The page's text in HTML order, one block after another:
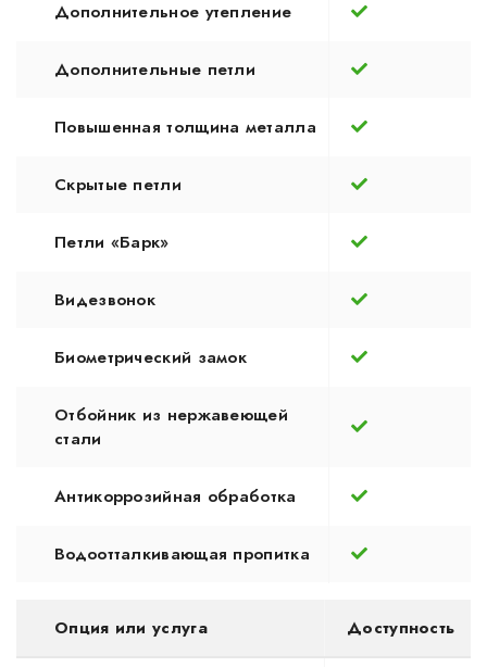
Дополнительное утепление
Дополнительные петли
Повышенная толщина металла
Скрытые петли
Петли «Барк»
Видезвонок
Биометрический замок
Отбойник из нержавеющей
стали
Антикоррозийная обработка
Водоотталкивающая пропитка
Опция или услуга Доступность